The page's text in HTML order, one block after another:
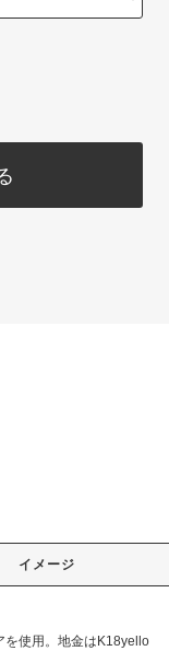
イメージ
を使用。地金はK18yello